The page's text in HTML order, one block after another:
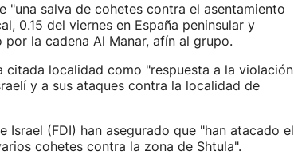
"una salva de cohetes contra el asentamiento
0.15 del viernes en España peninsular y
la cadena Al Manar, afín al grupo.
localidad como "respuesta a la violación
y a sus ataques contra la localidad de
Israel (FDI) han asegurado que "han atacado el
cohetes contra la zona de Shtula".